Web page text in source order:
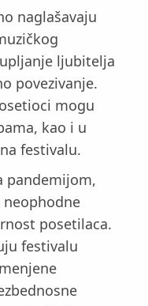
naglašavaju
ljubitelja
povezivanje.
mogu
kao i u
festivalu.
pandemijom,
posetilaca.
festivalu